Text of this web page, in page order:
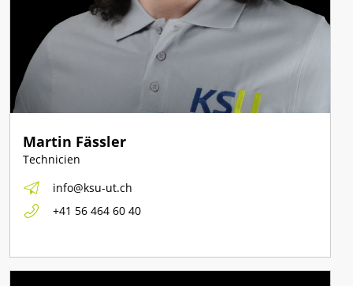
Martin Fässler
Technicien
info@ksu-ut.ch
+41 56 464 60 40